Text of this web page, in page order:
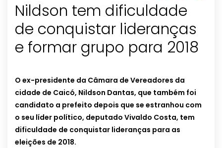
Nildson tem dificuldade
de conquistar lideranças
e formar grupo para 2018
O ex-presidente da Câmara de Vereadores da
cidade de Caicó, Nildson Dantas, que também foi
candidato a prefeito depois que se estranhou com
o seu líder político, deputado Vivaldo Costa, tem
dificuldade de conquistar lideranças para as
eleições de 2018.